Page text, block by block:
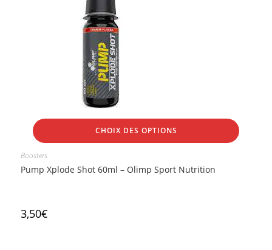
CHOIX DES OPTIONS
Boosters
Pump Xplode Shot 60ml – Olimp Sport Nutrition
3,50€